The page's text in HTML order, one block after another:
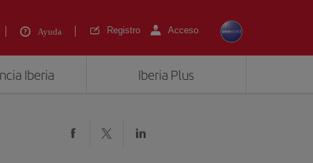
Ayuda Registro Acceso
Iberia Iberia Plus